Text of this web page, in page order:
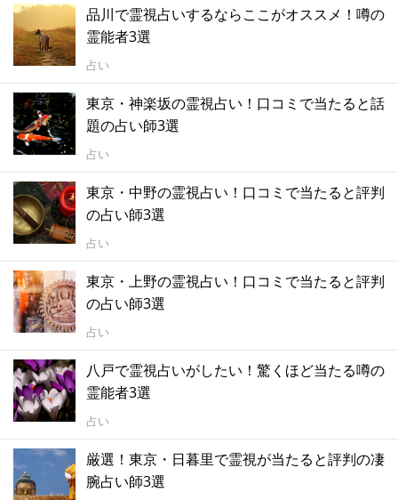
品川で霊視占いするならここがオススメ！噂の
霊能者3選
占い
東京・神楽坂の霊視占い！口コミで当たると話
題の占い師3選
占い
東京・中野の霊視占い！口コミで当たると評判
の占い師3選
占い
東京・上野の霊視占い！口コミで当たると評判
の占い師3選
占い
八戸で霊視占いがしたい！驚くほど当たる噂の
霊能者3選
占い
厳選！東京・日暮里で霊視が当たると評判の凄
腕占い師3選